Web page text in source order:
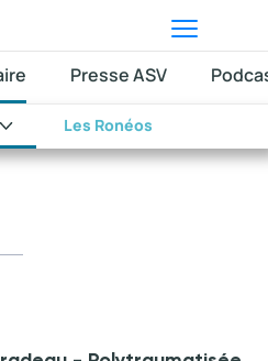
Les Ronéos
Presse ASV